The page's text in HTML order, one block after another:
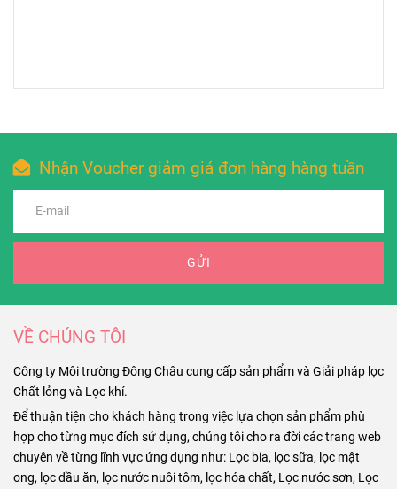
Nhận Voucher giảm giá đơn hàng hàng tuần
GỬI
VỀ CHÚNG TÔI
Công ty Môi trường Đông Châu cung cấp sản phẩm và Giải pháp lọc
Chất lỏng và Lọc khí.
Để thuận tiện cho khách hàng trong việc lựa chọn sản phẩm phù
hợp cho từng mục đích sử dụng, chúng tôi cho ra đời các trang web
chuyên về từng lĩnh vực ứng dụng như: Lọc bia, lọc sữa, lọc mật
ong, lọc dầu ăn, lọc nước nuôi tôm, lọc hóa chất, Lọc nước sơn, Lọc